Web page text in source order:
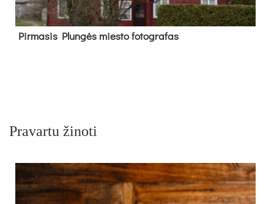
Pir­ma­sis Plun­gės mies­to fo­tog­ra­fas
Pravartu žinoti